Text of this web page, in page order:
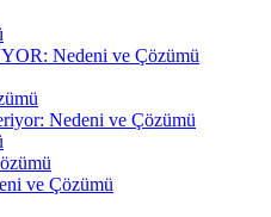
Nedeni ve Çözümü
Nedeni ve Çözümü
ve Çözümü